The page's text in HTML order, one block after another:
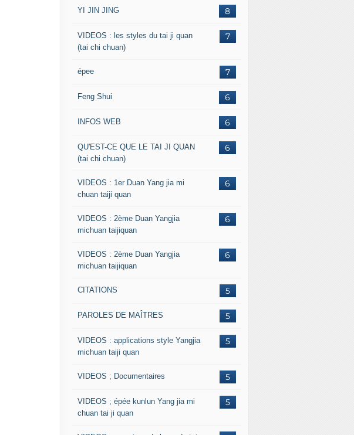
8
YI JIN JING
7
VIDEOS : les styles du tai ji quan
(tai chi chuan)
7
épee
6
Feng Shui
6
INFOS WEB
6
QU'EST-CE QUE LE TAI JI QUAN
(tai chi chuan)
6
VIDEOS : 1er Duan Yang jia mi
chuan taiji quan
6
VIDEOS : 2ème Duan Yangjia
michuan taijiquan
6
VIDEOS : 2ème Duan Yangjia
michuan taijiquan
5
CITATIONS
5
PAROLES DE MAÎTRES
5
VIDEOS : applications style Yangjia
michuan taiji quan
5
VIDEOS ; Documentaires
5
VIDEOS ; épée kunlun Yang jia mi
chuan tai ji quan